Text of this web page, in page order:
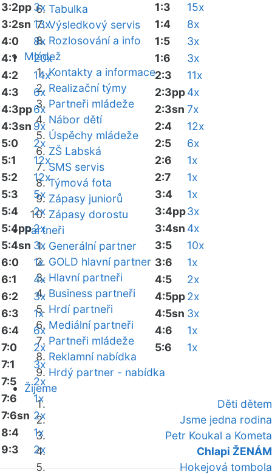
Tabulka
Výsledkový servis
Rozlosování a info
Mládež
Kontakty a informace
Realizační týmy
Partneři mládeže
Nábor dětí
Úspěchy mládeže
ZŠ Labská
SMS servis
Týmová fota
Zápasy juniorů
Zápasy dorostu
Partneři
Generální partner
GOLD hlavní partner
Hlavní partneři
Business partneři
Hrdí partneři
Mediální partneři
Partneři mládeže
Reklamní nabídka
Hrdý partner - nabídka
Žijeme
Děti dětem
Jsme jedna rodina
Petr Koukal a Kometa
Chlapi ŽENÁM
Hokejová tombola
3:2pp3x
3:2sn 13x
4:0
8x
4:1
20x
4:2
14x
4:3
6x
4:3pp6x
4:3sn 9x
5:0
2x
5:1
12x
5:2
12x
5:3
5x
5:4
2x
5:4pp2x
5:4sn 3x
6:0
1x
6:1
4x
6:2
3x
6:3
1x
6:4
6x
7:0
2x
7:1
3x
7:5
2x
7:6
1x
7:6sn 2x
8:4
1x
9:3
2x
1:3
15x
1:4
8x
1:5
3x
1:6
3x
2:3
11x
2:3pp4x
2:3sn 7x
2:4
12x
2:5
6x
2:6
1x
2:7
1x
3:4
1x
3:4pp3x
3:4sn 4x
3:5
10x
3:6
1x
4:5
2x
4:5pp2x
4:5sn 3x
4:6
1x
5:6
1x